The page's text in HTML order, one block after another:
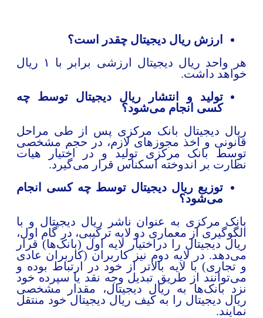
ارزش ریال دیجیتال چقدر است؟
هر واحد ریال دیجیتال ارزشی برابر با ۱ ریال
خواهد داشت.
تولید و انتشار ریال دیجیتال توسط چه
کسی انجام می‌شود؟
ریال دیجیتال بانک مرکزی پس از طی مراحل
قانونی و اخذ مجوزهای لازم، در حجم مشخصی
توسط بانک مرکزی تولید و در اختیار هیات
نظارت بر اندوخته اسکناس قرار می‌گیرد.
توزیع ریال دیجیتال توسط چه کسی انجام
می‌شود؟
بانک مرکزی به عنوان ناشر ریال دیجیتال و با
الگوگیری از معماری دو لایه ترکیبی، در گام اول،
ریال دیجیتال را دراختیار لایه اول (بانک‌ها) قرار
می‌دهد. در لایه دوم نیز کاربران (کاربران عادی
و تجاری) با لایه بالاتر از خود در ارتباط بوده و
می‌توانند از طریق تبدیل وجه نقد یا سپرده خود
نزد بانک‌ها به ریال دیجیتال، مقدار مشخصی
ریال دیجیتال را به کیف ریال دیجیتال خود منتقل
نمایند.